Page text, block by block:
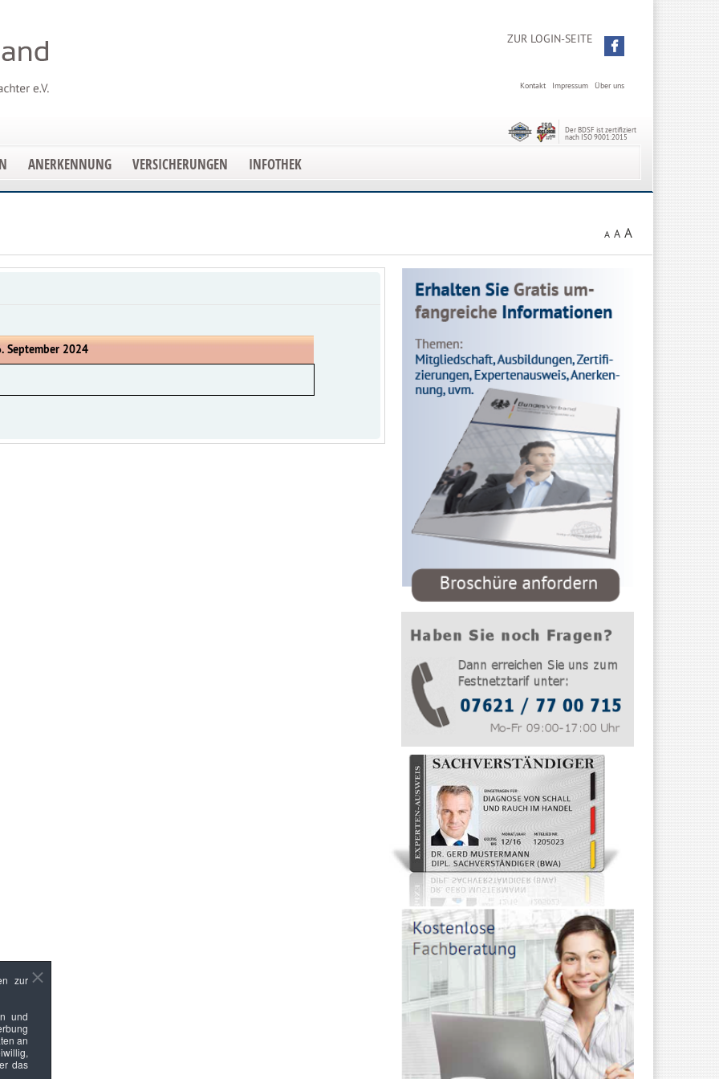
ZUR LOGIN-SEITE
Über uns
Impressum
Kontakt
Der BDSF ist zertifiziert
nach ISO 9001:2015
ANERKENNUNG VERSICHERUNGEN INFOTHEK
A A A
September 2024
zur
und
an
das